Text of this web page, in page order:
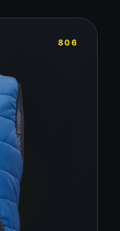
806